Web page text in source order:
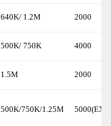
640K/ 1.2M 2000
500K/ 750K 4000
1.5M 2000
500K/750K/1.25M